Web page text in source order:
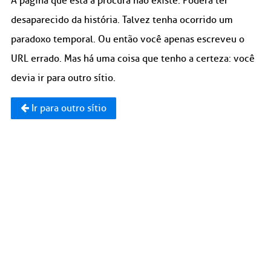
desaparecido da história. Talvez tenha ocorrido um
paradoxo temporal. Ou então você apenas escreveu o
URL errado. Mas há uma coisa que tenho a certeza: você
devia ir para outro sítio.
Ir para outro sítio